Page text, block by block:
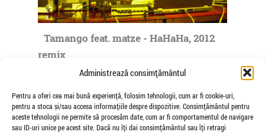
Administrează consimțământul
Pentru a oferi cea mai bună experiență, folosim tehnologii, cum ar fi cookie-uri,
pentru a stoca și/sau accesa informațiile despre dispozitive. Consimțământul pentru
aceste tehnologii ne permite să procesăm date, cum ar fi comportamentul de navigare
sau ID-uri unice pe acest site. Dacă nu îți dai consimțământul sau îți retragi
Tamango feat. matze - HaHaHa, 2012
remix